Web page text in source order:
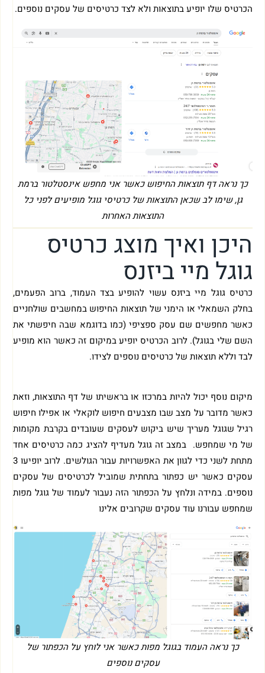
הכרטיס שלו יופיע בתוצאות ולא לצד כרטיסים של עסקים נוספים.
כך נראה דף תוצאות החיפוש כאשר אני מחפש אינסטלטור ברמת
גן, שימו לב שכאן התוצאות של כרטיסי גוגל מופיעים לפני כל
התוצאות האחרות
היכן ואיך מוצג כרטיס
גוגל מיי ביזנס
כרטיס גוגל מיי ביזנס עשוי להופיע בצד העמוד, ברוב הפעמים,
בחלק השמאלי או הימני של תוצאות החיפוש במחשבים שולחניים
כאשר מחפשים שם עסק ספציפי (כמו בדוגמא שבה חיפשתי את
השם שלי בגוגל). לרוב הכרטיס יופיע במיקום זה כאשר הוא מופיע
לבד וללא תוצאות של כרטיסים נוספים לצידו.
מיקום נוסף יכול להיות במרכזו או בראשיתו של דף התוצאות, וזאת
כאשר מדובר על מצב שבו מצבעים חיפוש לוקאלי או אפילו חיפוש
רגיל שגוגל מעריך שיש ביקוש לעסקים שעובדים בקרבת מקומות
של מי שמחפש. במצב זה גוגל מעדיף להציג כמה כרטיסים אחד
מתחת לשני כדי לגוון את האפשרויות עבור הגולשים. לרוב יופיעו 3
עסקים כאשר יש כפתור בתחתית שמוביל לכרטיסים של עסקים
נוספים. במידה ונלחץ על הכפתור הזה נעבור לעמוד של גוגל מפות
שמחפש עבורנו עוד עסקים שקרובים אלינו
כך נראה העמוד בגוגל מפות כאשר אני לוחץ על הכפתור של
עסקים נוספים